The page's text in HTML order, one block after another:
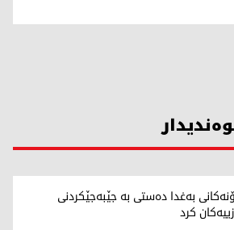
بەغدا دەستی بە جێبەجێکردنی
کرد